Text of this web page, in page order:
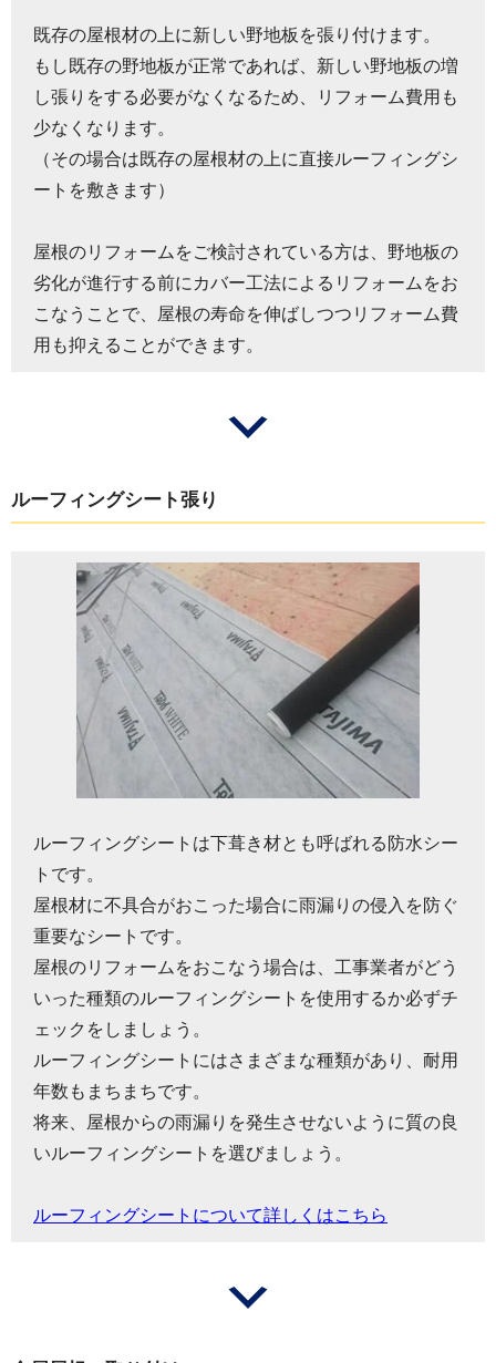
既存の屋根材の上に新しい野地板を張り付けます。
もし既存の野地板が正常であれば、新しい野地板の増
し張りをする必要がなくなるため、リフォーム費用も
少なくなります。
（その場合は既存の屋根材の上に直接ルーフィングシ
ートを敷きます）
屋根のリフォームをご検討されている方は、野地板の
劣化が進行する前にカバー工法によるリフォームをお
こなうことで、屋根の寿命を伸ばしつつリフォーム費
用も抑えることができます。
ルーフィングシート張り
ルーフィングシートは下葺き材とも呼ばれる防水シー
トです。
屋根材に不具合がおこった場合に雨漏りの侵入を防ぐ
重要なシートです。
屋根のリフォームをおこなう場合は、工事業者がどう
いった種類のルーフィングシートを使用するか必ずチ
ェックをしましょう。
ルーフィングシートにはさまざまな種類があり、耐用
年数もまちまちです。
将来、屋根からの雨漏りを発生させないように質の良
いルーフィングシートを選びましょう。
ルーフィングシートについて詳しくはこちら